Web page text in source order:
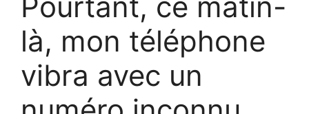
là, mon téléphone
vibra avec un